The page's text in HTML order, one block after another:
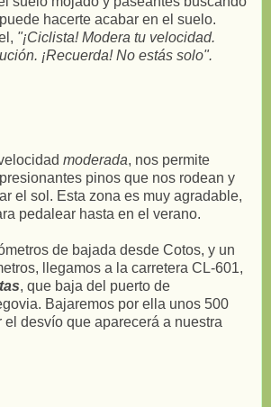
hacerte acabar en el suelo.
"¡Ciclista! Modera tu velocidad.
¡Recuerda! No estás solo".
moderada, nos permite
pinos que nos rodean y
el sol. Esta zona es muy agradable,
pedalear hasta en el verano.
de bajada desde Cotos, y un
llegamos a la carretera CL-601,
, que baja del puerto de
Bajaremos por ella unos 500
el desvío que aparecerá a nuestra